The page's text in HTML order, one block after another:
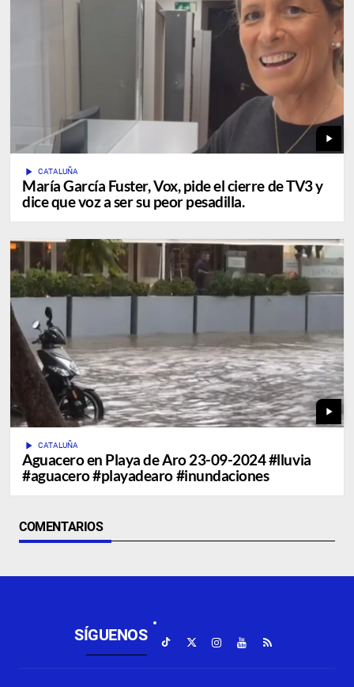
play_arrow
play_arrow CATALUÑA
María García Fuster, Vox, pide el cierre de TV3 y
dice que voz a ser su peor pesadilla.
play_arrow
play_arrow CATALUÑA
Aguacero en Playa de Aro 23-09-2024 #lluvia
#aguacero #playadearo #inundaciones
COMENTARIOS
SÍGUENOS